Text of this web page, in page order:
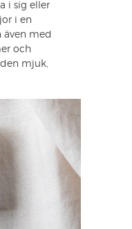
i sig eller
i en
med
och
mjuk,